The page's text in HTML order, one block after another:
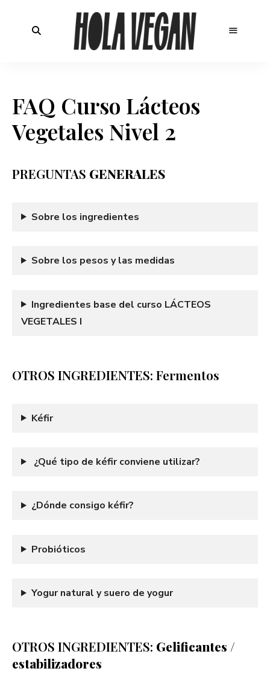
FAQ Curso Lácteos
Vegetales Nivel 2
PREGUNTAS GENERALES
Sobre los ingredientes
Sobre los pesos y las medidas
Ingredientes base del curso LÁCTEOS
VEGETALES I
OTROS INGREDIENTES: Fermentos
Kéfir
¿Qué tipo de kéfir conviene utilizar?
¿Dónde consigo kéfir?
Probióticos
Yogur natural y suero de yogur
OTROS INGREDIENTES: Gelificantes /
estabilizadores